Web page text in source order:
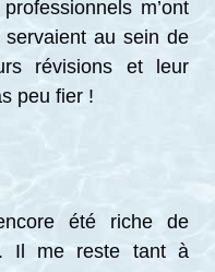
m’ont
au sein de
révisions et leur
peu fier !
été riche de
Il me reste tant à